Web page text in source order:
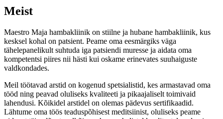
Meist
Maestro Maja hambakliinik on stiilne ja hubane hambakliinik, kus
kesksel kohal on patsient. Peame oma eesmärgiks väga
tähelepanelikult suhtuda iga patsiendi muresse ja aidata oma
kompetentsi piires nii hästi kui oskame erinevates suuhaiguste
valdkondades.
Meil töötavad arstid on kogenud spetsialistid, kes armastavad oma
tööd ning peavad oluliseks kvaliteeti ja pikaajaliselt toimivaid
lahendusi. Kõikidel arstidel on olemas pädevus sertifikaadid.
Lähtume oma töös teaduspõhisest meditsiinist, oluliseks peame